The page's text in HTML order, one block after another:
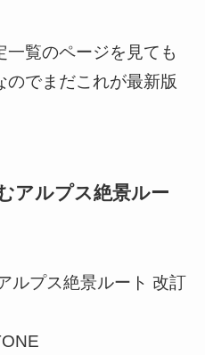
覧のページを見ても
のでまだこれが最新版
アルプス絶景ルー
ルプス絶景ルート 改訂